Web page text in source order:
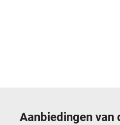
Aanbiedingen van